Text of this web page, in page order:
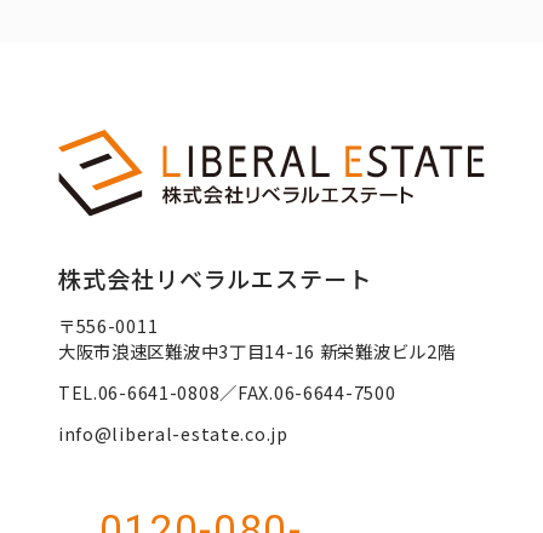
株式会社リベラルエステート
〒556-0011
大阪市浪速区難波中3丁目14-16 新栄難波ビル2階
TEL.06-6641-0808／FAX.06-6644-7500
info@liberal-estate.co.jp